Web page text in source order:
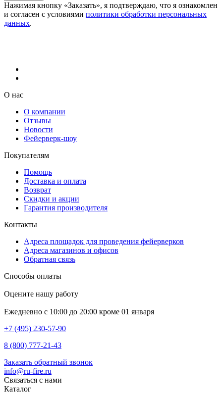
Нажимая кнопку «Заказать», я подтверждаю, что я ознакомлен
и согласен с условиями политики обработки персональных
данных.
О нас
О компании
Отзывы
Новости
Фейерверк-шоу
Покупателям
Помощь
Доставка и оплата
Возврат
Скидки и акции
Гарантия производителя
Контакты
Адреса площадок для проведения фейерверков
Адреса магазинов и офисов
Обратная связь
Способы оплаты
Оцените нашу работу
Ежедневно с 10:00 до 20:00 кроме 01 января
+7 (495) 230-57-90
8 (800) 777-21-43
Заказать обратный звонок
info@ru-fire.ru
Связаться с нами
Каталог